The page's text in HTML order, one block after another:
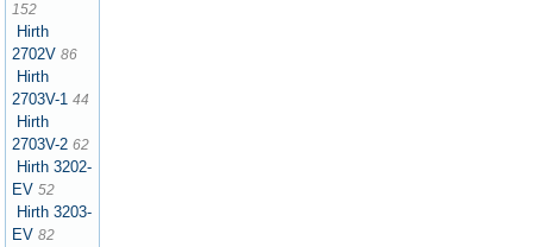
152
Hirth
2702V 86
Hirth
2703V-1 44
Hirth
2703V-2 62
Hirth 3202-
EV 52
Hirth 3203-
EV 82